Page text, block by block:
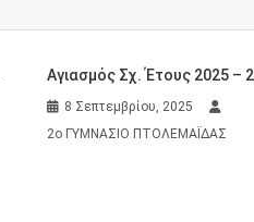
Αγιασμός Σχ. Έτους 2025 –
8 Σεπτεμβρίου, 2025
2ο ΓΥΜΝΑΣΙΟ ΠΤΟΛΕΜΑΪΔΑΣ